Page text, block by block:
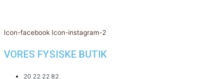
Icon-facebook Icon-instagram-2
VORES FYSISKE BUTIK
20 22 22 82